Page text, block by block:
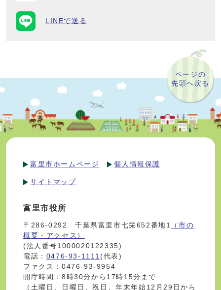
LINEで送る
ページの
先頭へ戻る
富里市ホームページ 個人情報保護
サイトマップ
富里市役所
〒286-0292 千葉県富里市七栄652番地1
（市の
概要・アクセス）
(法人番号1000020122335)
電話： 0476-93-1111 (代表)
ファクス：0476-93-9954
開庁時間：8時30分から17時15分まで
（土曜日、日曜日、祝日、年末年始12月29日から